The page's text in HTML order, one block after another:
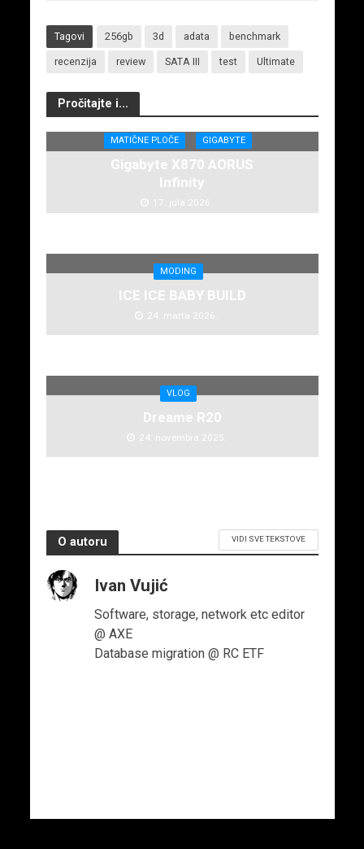
Tagovi 256gb 3d adata benchmark
recenzija review SATA III test Ultimate
Pročitajte i...
MATIČNE PLOČE GIGABYTE
Gigabyte X870 AORUS
Infinity
17. jula 2026.
MODING
ICE ICE BABY BUILD
24. marta 2026.
VLOG
Dreame R20
24. novembra 2025.
O autoru VIDI SVE TEKSTOVE
Ivan Vujić
Software, storage, network etc editor
@ AXE
Database migration @ RC ETF